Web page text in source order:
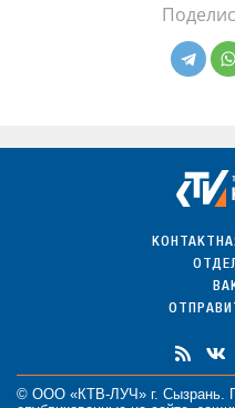
© ООО «КТВ-ЛУЧ» г. Сызрань.